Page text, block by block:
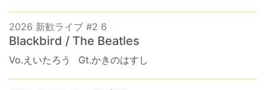
2026 新歓ライブ #2 6
Blackbird / The Beatles
Vo.えいたろう Gt.かきのはすし